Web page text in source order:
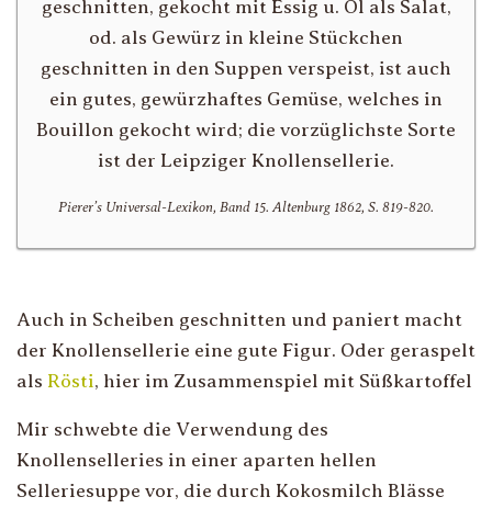
geschnitten, gekocht mit Essig u. Öl als Salat,
od. als Gewürz in kleine Stückchen
geschnitten in den Suppen verspeist, ist auch
ein gutes, gewürzhaftes Gemüse, welches in
Bouillon gekocht wird; die vorzüglichste Sorte
ist der Leipziger Knollensellerie.
Pierer’s Universal-Lexikon, Band 15. Altenburg 1862, S. 819-820.
Auch in Scheiben geschnitten und paniert macht
der Knollensellerie eine gute Figur. Oder geraspelt
als Rösti, hier im Zusammenspiel mit Süßkartoffel
Mir schwebte die Verwendung des
Knollenselleries in einer aparten hellen
Selleriesuppe vor, die durch Kokosmilch Blässe